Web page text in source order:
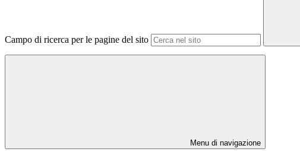
Campo di ricerca per le pagine del sito
Menu di navigazione